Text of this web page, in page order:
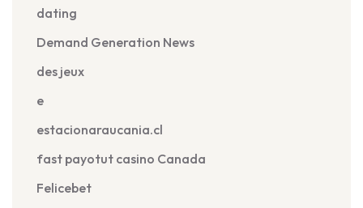
dating
Demand Generation News
des jeux
e
estacionaraucania.cl
fast payotut casino Canada
Felicebet